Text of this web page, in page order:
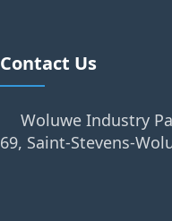
Contact Us
Woluwe Industry
69, Saint-Stevens-